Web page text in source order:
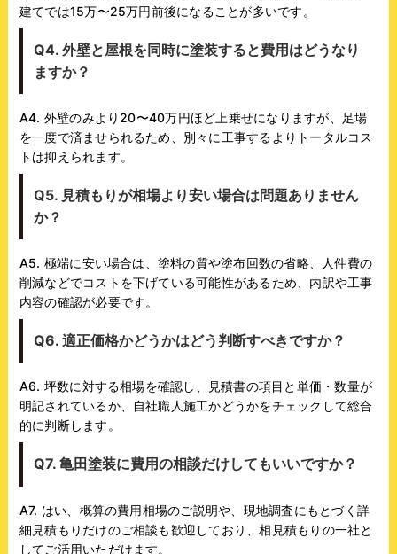
建てでは15万〜25万円前後になることが多いです。
Q4. 外壁と屋根を同時に塗装すると費用はどうなり
ますか？
A4. 外壁のみより20〜40万円ほど上乗せになりますが、足場
を一度で済ませられるため、別々に工事するよりトータルコス
トは抑えられます。
Q5. 見積もりが相場より安い場合は問題ありません
か？
A5. 極端に安い場合は、塗料の質や塗布回数の省略、人件費の
削減などでコストを下げている可能性があるため、内訳や工事
内容の確認が必要です。
Q6. 適正価格かどうかはどう判断すべきですか？
A6. 坪数に対する相場を確認し、見積書の項目と単価・数量が
明記されているか、自社職人施工かどうかをチェックして総合
的に判断します。
Q7. 亀田塗装に費用の相談だけしてもいいですか？
A7. はい、概算の費用相場のご説明や、現地調査にもとづく詳
細見積もりだけのご相談も歓迎しており、相見積もりの一社と
してご活用いただけます。